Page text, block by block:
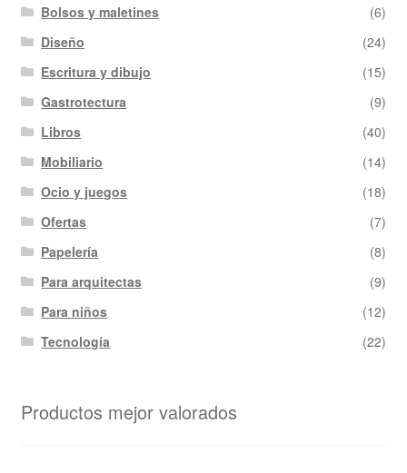
Bolsos y maletines
(6)
Diseño
(24)
Escritura y dibujo
(15)
Gastrotectura
(9)
Libros
(40)
Mobiliario
(14)
Ocio y juegos
(18)
Ofertas
(7)
Papelería
(8)
Para arquitectas
(9)
Para niños
(12)
Tecnología
(22)
Productos mejor valorados